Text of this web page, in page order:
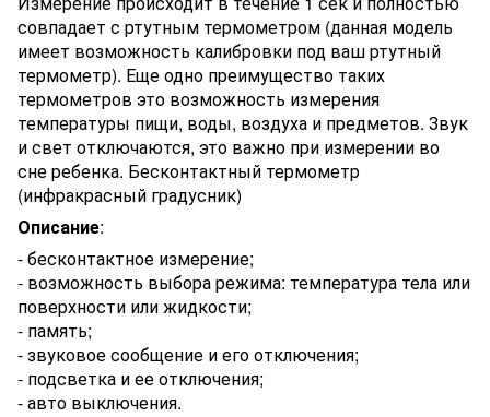
совпадает с ртутным термометром (данная модель
имеет возможность калибровки под ваш ртутный
термометр). Еще одно преимущество таких
термометров это возможность измерения
температуры пищи, воды, воздуха и предметов. Звук
и свет отключаются, это важно при измерении во
сне ребенка. Бесконтактный термометр
(инфракрасный градусник)
Описание:
- бесконтактное измерение;
- возможность выбора режима: температура тела или
поверхности или жидкости;
- память;
- звуковое сообщение и его отключения;
- подсветка и ее отключения;
- авто выключения.